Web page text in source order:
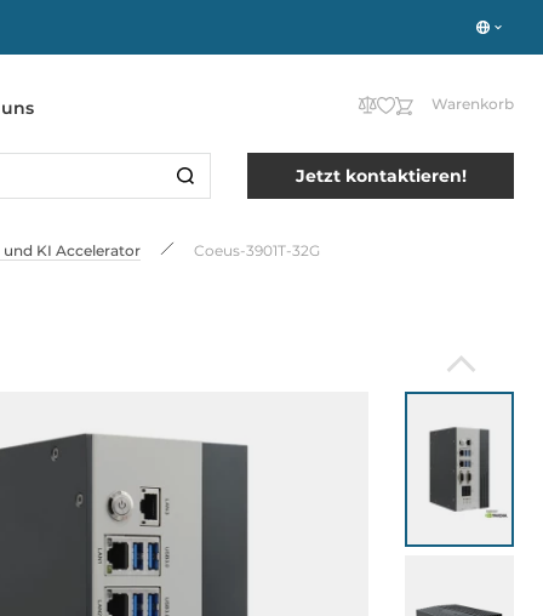
Warenkorb
Jetzt kontaktieren!
und KI Accelerator Coeus-3901T-32G